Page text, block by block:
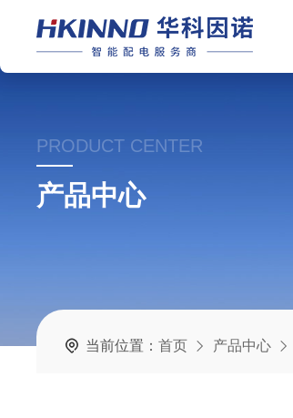
PRODUCT CENTER
产品中心
当前位置：首页 产品中心